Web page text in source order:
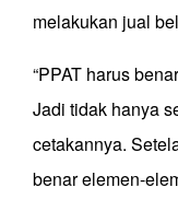
melakukan jual
“PPAT harus
Jadi tidak hanya
cetakannya.
benar elemen-